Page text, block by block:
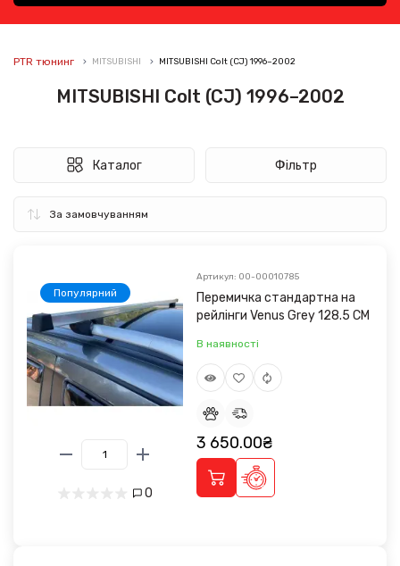
PTR тюнинг MITSUBISHI MITSUBISHI Colt (CJ) 1996–2002
MITSUBISHI Colt (CJ) 1996–2002
Каталог Фільтр
Популярний
0
Артикул: 00-00010785
Перемичка стандартна на
рейлінги Venus Grey 128.5 CM
В наявності
3 650.00₴